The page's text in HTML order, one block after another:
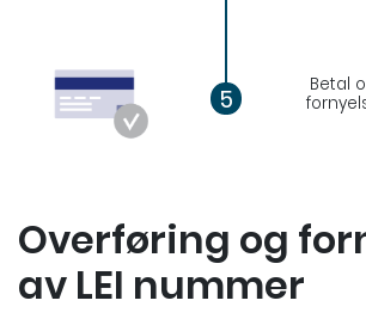
5
Betal
Overføring og
av LEI nummer